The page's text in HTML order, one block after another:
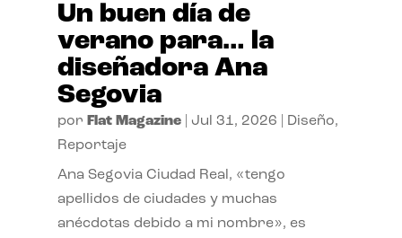
Un buen día de
verano para… la
diseñadora Ana
Segovia
por Flat Magazine| Jul 31, 2026 Diseño,
Reportaje
Ana Segovia Ciudad Real, «tengo
apellidos de ciudades y muchas
anécdotas debido a mi nombre», es